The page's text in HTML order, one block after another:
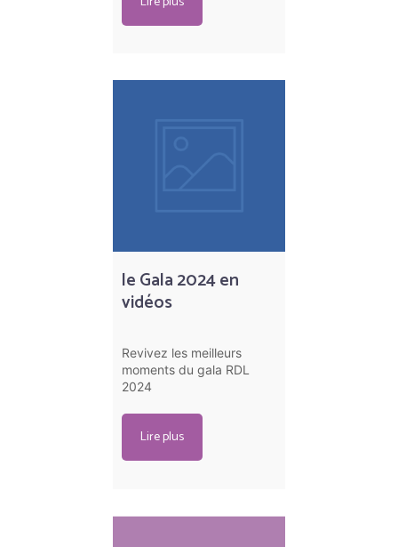
le Gala 2024 en
vidéos
Revivez les meilleurs
moments du gala RDL
2024
Lire plus